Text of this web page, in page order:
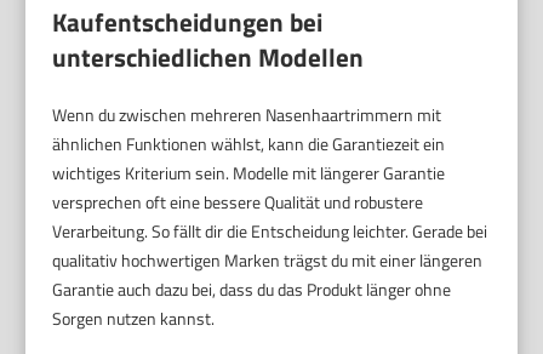
Kaufentscheidungen bei
unterschiedlichen Modellen
Wenn du zwischen mehreren Nasenhaartrimmern mit
ähnlichen Funktionen wählst, kann die Garantiezeit ein
wichtiges Kriterium sein. Modelle mit längerer Garantie
versprechen oft eine bessere Qualität und robustere
Verarbeitung. So fällt dir die Entscheidung leichter. Gerade bei
qualitativ hochwertigen Marken trägst du mit einer längeren
Garantie auch dazu bei, dass du das Produkt länger ohne
Sorgen nutzen kannst.